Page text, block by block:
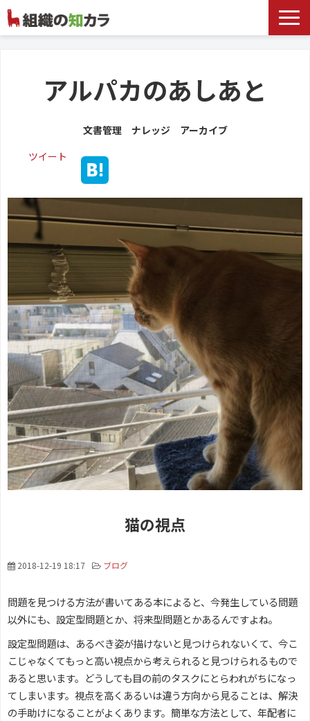
お役立ち記事
記事カテゴリ一覧
お客様事例
アルパカのあしあと
文書管理 ナレッジ アーカイブ
ツイート
猫の視点
2018-12-19 18:17 ブログ
問題を見つける方法が書いてある本によると、今発生している問題
以外にも、設定型問題とか、将来型問題とかあるんですよね。
設定型問題は、あるべき姿が描けないと見つけられないくて、今こ
こじゃなくてもっと高い視点から考えられると見つけられるもので
あると思います。どうしても目の前のタスクにとらわれがちになっ
てしまいます。視点を高くあるいは違う方向から見ることは、解決
の手助けになることがよくあります。簡単な方法として、年配者に